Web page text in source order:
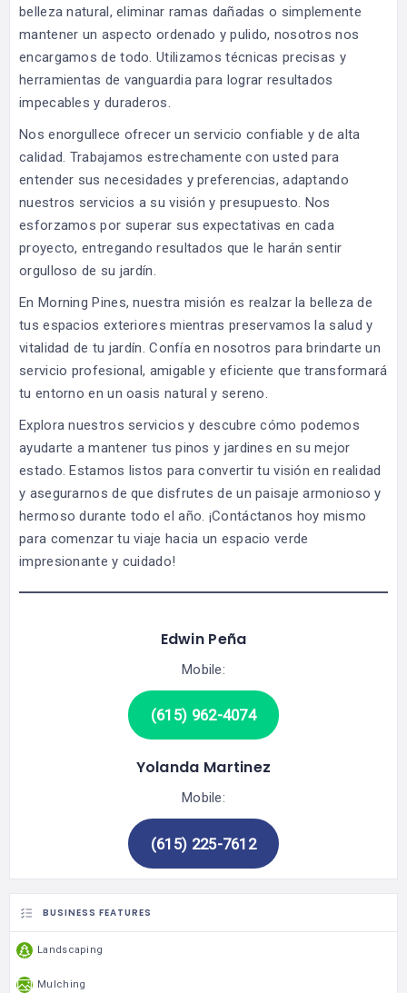
belleza natural, eliminar ramas dañadas o simplemente
mantener un aspecto ordenado y pulido, nosotros nos
encargamos de todo. Utilizamos técnicas precisas y
herramientas de vanguardia para lograr resultados
impecables y duraderos.
Nos enorgullece ofrecer un servicio confiable y de alta
calidad. Trabajamos estrechamente con usted para
entender sus necesidades y preferencias, adaptando
nuestros servicios a su visión y presupuesto. Nos
esforzamos por superar sus expectativas en cada
proyecto, entregando resultados que le harán sentir
orgulloso de su jardín.
En Morning Pines, nuestra misión es realzar la belleza de
tus espacios exteriores mientras preservamos la salud y
vitalidad de tu jardín. Confía en nosotros para brindarte un
servicio profesional, amigable y eficiente que transformará
tu entorno en un oasis natural y sereno.
Explora nuestros servicios y descubre cómo podemos
ayudarte a mantener tus pinos y jardines en su mejor
estado. Estamos listos para convertir tu visión en realidad
y asegurarnos de que disfrutes de un paisaje armonioso y
hermoso durante todo el año. ¡Contáctanos hoy mismo
para comenzar tu viaje hacia un espacio verde
impresionante y cuidado!
Edwin Peña
Mobile:
(615) 962-4074
Yolanda Martinez
Mobile:
(615) 225-7612
BUSINESS FEATURES
Landscaping
Mulching